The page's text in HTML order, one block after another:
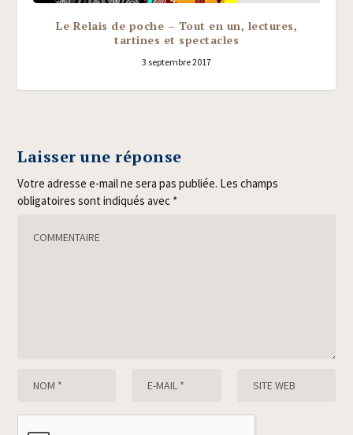
Le Relais de poche – Tout en un, lectures,
tartines et spectacles
3 septembre 2017
Laisser une réponse
Votre adresse e-mail ne sera pas publiée. Les champs
obligatoires sont indiqués avec *